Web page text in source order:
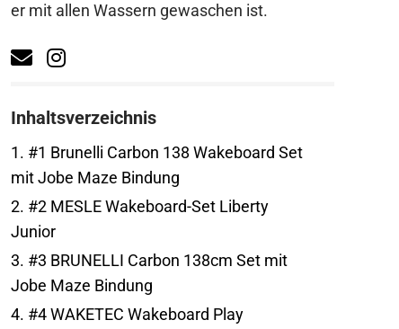
er mit allen Wassern gewaschen ist.
Inhaltsverzeichnis
1. #1 Brunelli Carbon 138 Wakeboard Set
mit Jobe Maze Bindung
2. #2 MESLE Wakeboard-Set Liberty
Junior
3. #3 BRUNELLI Carbon 138cm Set mit
Jobe Maze Bindung
4. #4 WAKETEC Wakeboard Play